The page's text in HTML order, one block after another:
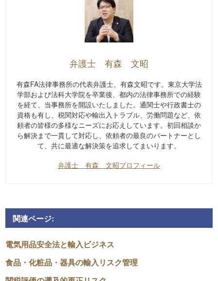
弁護士 有森 文昭
有森FA法律事務所の代表弁護士、有森文昭です。東京大学法
学部および法科大学院を卒業後、都内の法律事務所での経験
を経て、当事務所を開設いたしました。通関士や行政書士の
資格も有し、税関対応や輸出入トラブル、労働問題など、依
頼者の皆様の多様なニーズにお応えしています。初回相談か
ら解決まで一貫して対応し、依頼者の最良のパートナーとし
て、共に最適な解決策を追求してまいります。
弁護士 有森 文昭プロフィール
関連ページ:
電気用品安全法と輸入ビジネス
食品・化粧品・器具の輸入リスク管理